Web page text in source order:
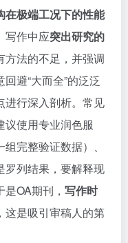
在极端工况下的性能
写作中应突出研究的
方法的不足，并强调
回避“大而全”的泛泛
进行深入剖析。常见
议使用专业润色服
完整验证数据）、
罗列结果，要解释现
OA期刊， 写作时
，这是吸引审稿人的第